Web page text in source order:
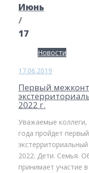
Июнь
/
17
День:
17.06.2019
Новости
17.06.2019
Первый
2022 г.
Уважаемые
года пройдет
2022: Дети. Семья.
принимает участие